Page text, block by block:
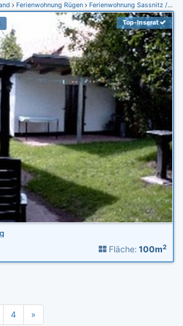
Ferienwohnung Rügen Ferienwohnung Sassnitz / Mukran
Top-Inserat
Fläche: 100m2
4 »